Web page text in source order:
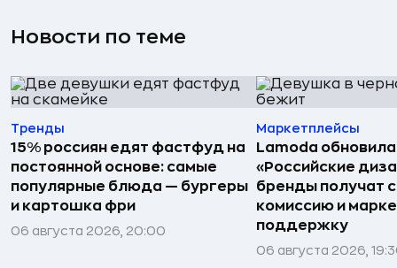
Новости по теме
Тренды
15% россиян едят фастфуд на
постоянной основе: самые
популярные блюда — бургеры
и картошка фри
06 августа 2026, 20:00
Маркетплейсы
Lamoda
«Российские
бренды получат
комиссию и
поддержку
06 августа 2026,